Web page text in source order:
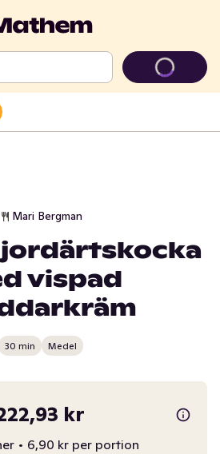
Mari Bergman
vispad
30 min Medel
kr
• 6,90 kr per portion